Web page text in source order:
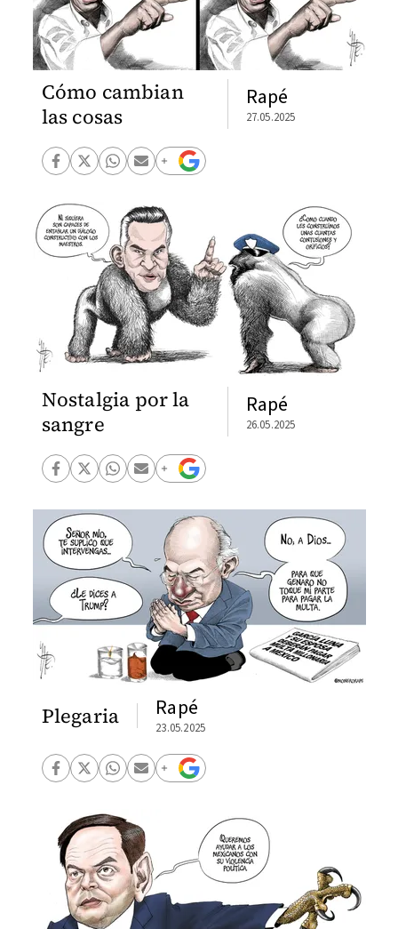
Cómo cambian
las cosas
Rapé
27.05.2025
Nostalgia por la
sangre
Rapé
26.05.2025
Plegaria Rapé
23.05.2025